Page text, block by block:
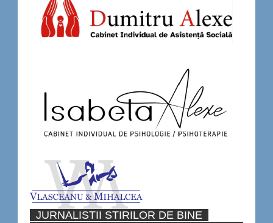
JURNALISTII STIRILOR DE BINE